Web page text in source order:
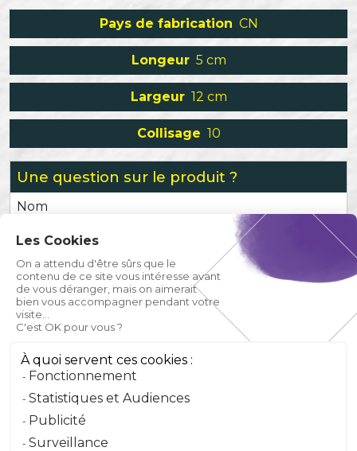
Pays de fabrication CN
Longeur 5 cm
Largeur 12 cm
Collisage 10
Une question sur le produit ?
Nom
Prénom
Email
Téléphone
Message
Les Cookies
On a attendu d'être sûrs que le
contenu de ce site vous intéresse avant
de vous déranger, mais on aimerait
bien vous accompagner pendant votre
visite...
C'est OK pour vous ?
À quoi servent ces cookies :
Fonctionnement
Statistiques et Audiences
Publicité
Surveillance